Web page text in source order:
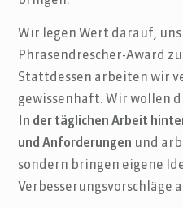
Wir legen Wert darauf,
Phrasendrescher-Award
Stattdessen arbeiten wir
gewissenhaft. Wir wollen
In der täglichen Arbeit
und Anforderungen und
sondern bringen eigene
Verbesserungsvorschläge